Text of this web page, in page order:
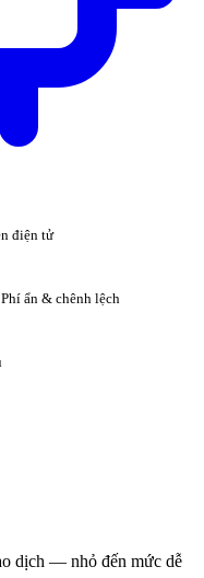
điện tử
Phí ẩn & chênh lệch
dịch — nhỏ đến mức dễ